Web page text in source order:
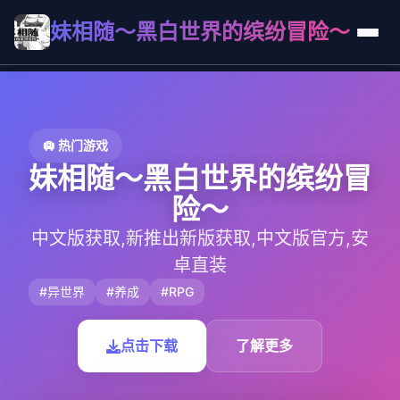
妹相随～黑白世界的缤纷冒险～
🛄 热门游戏
妹相随～黑白世界的缤纷冒
险～
中文版获取,新推出新版获取,中文版官方,安
卓直装
#异世界 #养成 #RPG
点击下载 了解更多